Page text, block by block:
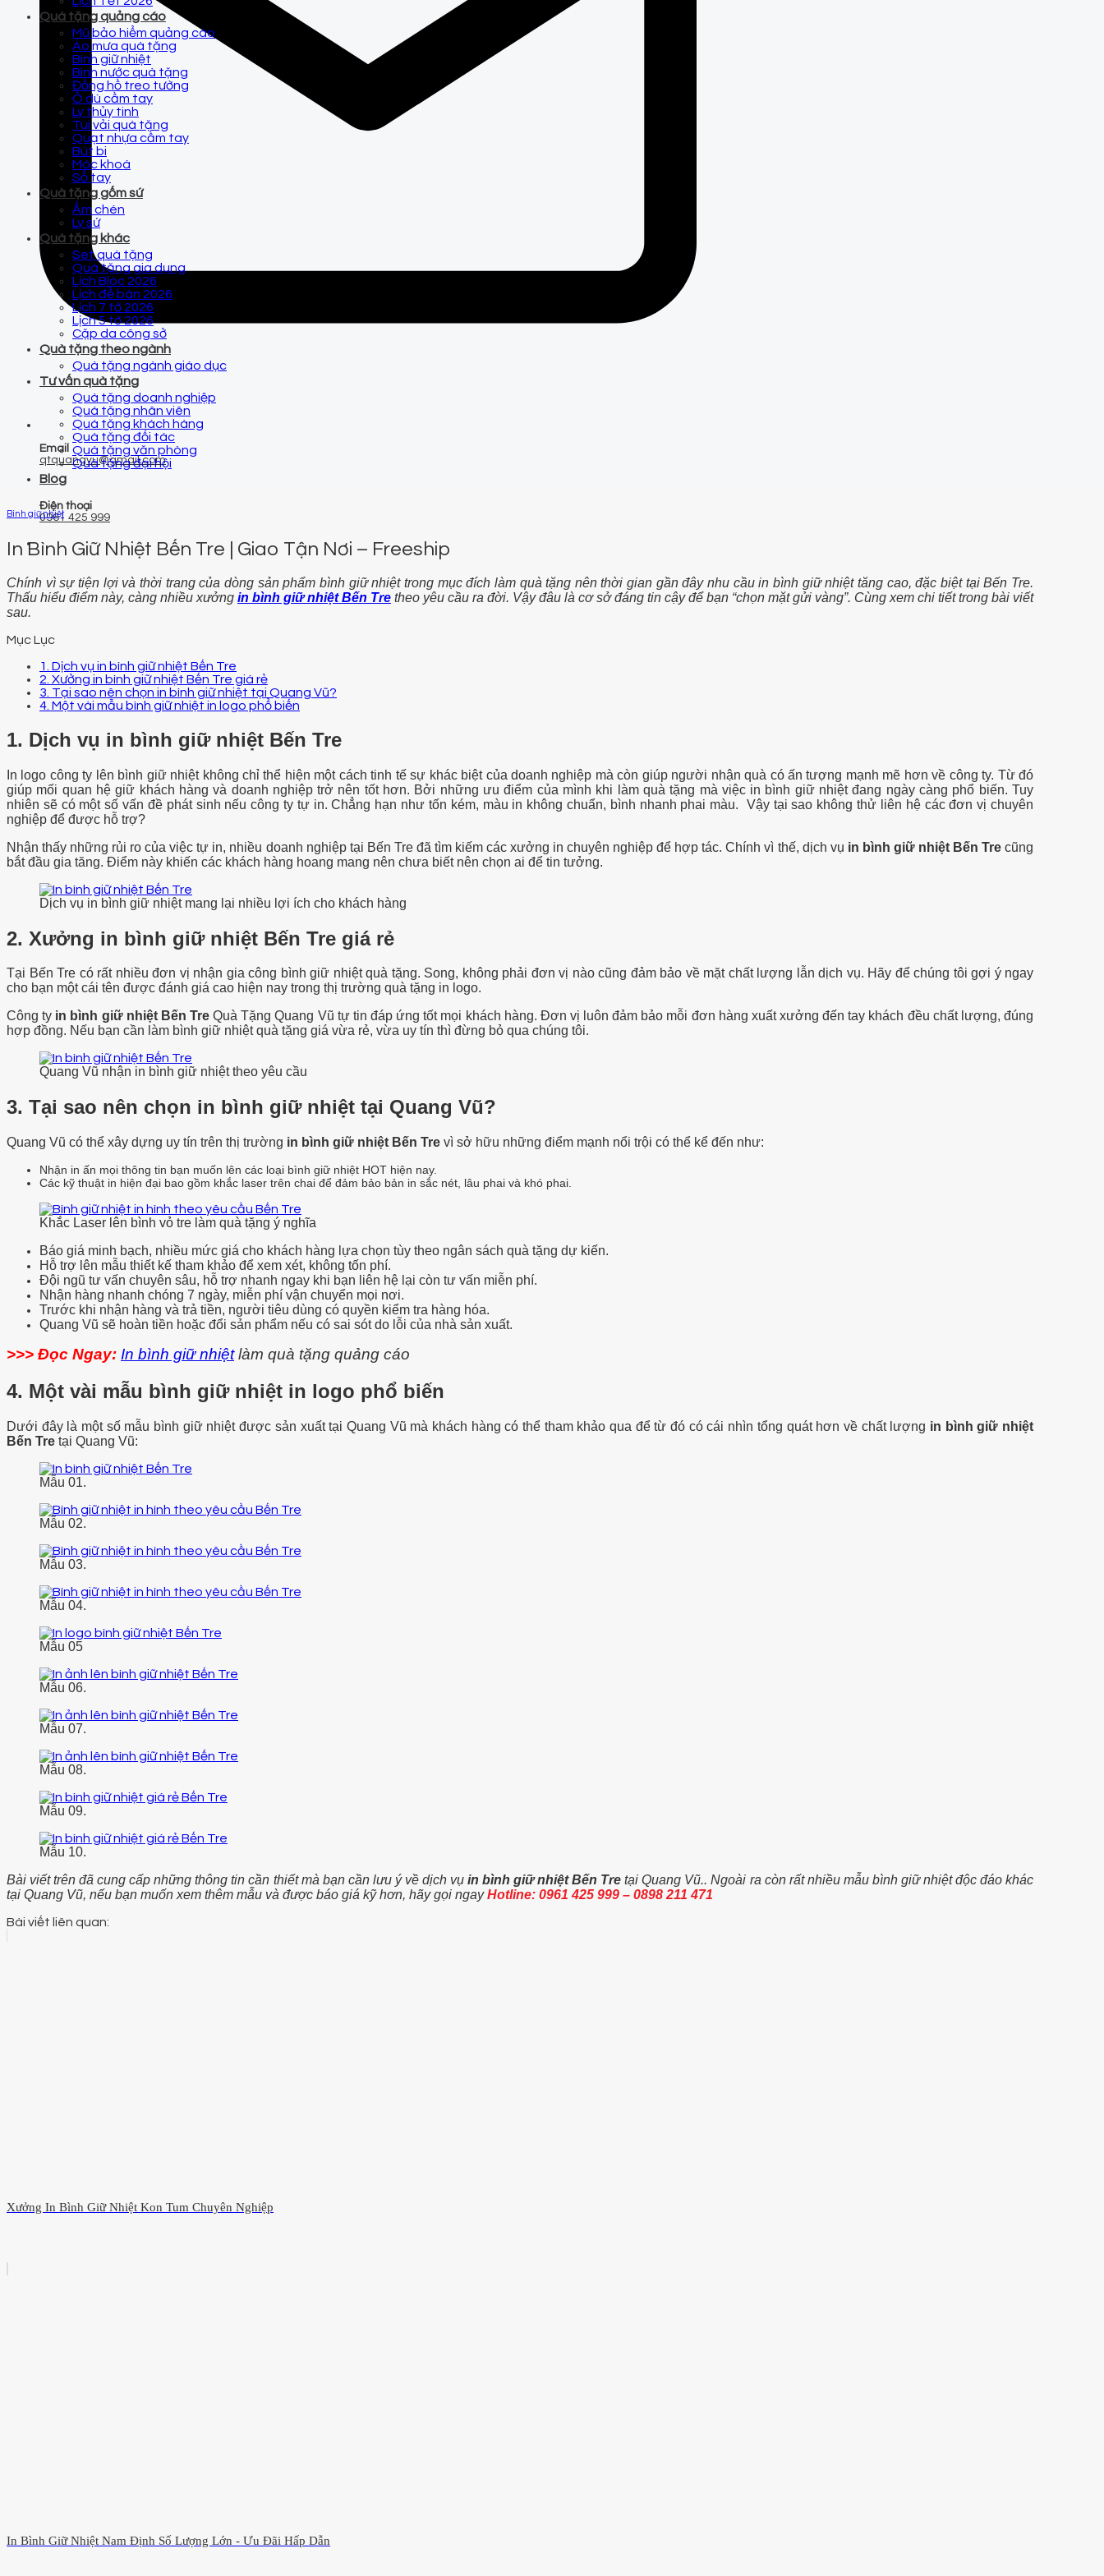
Email
qtquangvu@gmail.com
Điện thoại
0961 425 999
Quà tặng quảng cáo
Mũ bảo hiểm quảng cáo
Áo mưa quà tặng
Bình giữ nhiệt
Bình nước quà tặng
Đồng hồ treo tường
Ô dù cầm tay
Ly thủy tinh
Túi vải quà tặng
Quạt nhựa cầm tay
Bút bi
Móc khoá
Sổ tay
Quà tặng gốm sứ
Ấm chén
Ly sứ
Quà tặng khác
Set quà tặng
Quà tặng gia dụng
Lịch Bloc 2026
Lịch để bàn 2026
Lịch 7 tờ 2026
Lịch 5 tờ 2026
Cặp da công sở
Quà tặng theo ngành
Quà tặng ngành giáo dục
Tư vấn quà tặng
Quà tặng doanh nghiệp
Quà tặng nhân viên
Quà tặng khách hàng
Quà tặng đối tác
Quà tặng văn phòng
Quà tặng đại hội
Blog
Bình giữ nhiệt
In Bình Giữ Nhiệt Bến Tre | Giao Tận Nơi – Freeship
Chính vì sự tiện lợi và thời trang của dòng sản phẩm bình giữ nhiệt trong mục đích làm quà tặng nên thời gian gần đây nhu cầu in bình giữ nhiệt tăng cao, đặc biệt tại Bến Tre.
Thấu hiểu điểm này, càng nhiều xưởng in bình giữ nhiệt Bến Tre theo yêu cầu ra đời. Vậy đâu là cơ sở đáng tin cậy để bạn “chọn mặt gửi vàng”. Cùng xem chi tiết trong bài viết
sau.
Mục Lục
1. Dịch vụ in bình giữ nhiệt Bến Tre
2. Xưởng in bình giữ nhiệt Bến Tre giá rẻ
3. Tại sao nên chọn in bình giữ nhiệt tại Quang Vũ?
4. Một vài mẫu bình giữ nhiệt in logo phổ biến
1. Dịch vụ in bình giữ nhiệt Bến Tre
In logo công ty lên bình giữ nhiệt không chỉ thể hiện một cách tinh tế sự khác biệt của doanh nghiệp mà còn giúp người nhận quà có ấn tượng mạnh mẽ hơn về công ty. Từ đó
giúp mối quan hệ giữ khách hàng và doanh nghiệp trở nên tốt hơn. Bởi những ưu điểm của mình khi làm quà tặng mà việc in bình giữ nhiệt đang ngày càng phổ biến. Tuy
nhiên sẽ có một số vấn đề phát sinh nếu công ty tự in. Chẳng hạn như tốn kém, màu in không chuẩn, bình nhanh phai màu. Vậy tại sao không thử liên hệ các đơn vị chuyên
nghiệp để được hỗ trợ?
Nhận thấy những rủi ro của việc tự in, nhiều doanh nghiệp tại Bến Tre đã tìm kiếm các xưởng in chuyên nghiệp để hợp tác. Chính vì thế, dịch vụ in bình giữ nhiệt Bến Trecũng
bắt đầu gia tăng. Điểm này khiến các khách hàng hoang mang nên chưa biết nên chọn ai để tin tưởng.
Dịch vụ in bình giữ nhiệt mang lại nhiều lợi ích cho khách hàng
2. Xưởng in bình giữ nhiệt Bến Tre giá rẻ
Tại Bến Tre có rất nhiều đơn vị nhận gia công bình giữ nhiệt quà tặng. Song, không phải đơn vị nào cũng đảm bảo về mặt chất lượng lẫn dịch vụ. Hãy để chúng tôi gợi ý ngay
cho bạn một cái tên được đánh giá cao hiện nay trong thị trường quà tặng in logo.
Công ty in bình giữ nhiệt Bến TreQuà Tặng Quang Vũ tự tin đáp ứng tốt mọi khách hàng. Đơn vị luôn đảm bảo mỗi đơn hàng xuất xưởng đến tay khách đều chất lượng, đúng
hợp đồng. Nếu bạn cần làm bình giữ nhiệt quà tặng giá vừa rẻ, vừa uy tín thì đừng bỏ qua chúng tôi.
Quang Vũ nhận in bình giữ nhiệt theo yêu cầu
3. Tại sao nên chọn in bình giữ nhiệt tại Quang Vũ?
Quang Vũ có thể xây dựng uy tín trên thị trường in bình giữ nhiệt Bến Tre vì sở hữu những điểm mạnh nổi trội có thể kể đến như:
Nhận in ấn mọi thông tin bạn muốn lên các loại bình giữ nhiệt HOT hiện nay.
Các kỹ thuật in hiện đại bao gồm khắc laser trên chai để đảm bảo bản in sắc nét, lâu phai và khó phai.
Khắc Laser lên bình vỏ tre làm quà tặng ý nghĩa
Báo giá minh bạch, nhiều mức giá cho khách hàng lựa chọn tùy theo ngân sách quà tặng dự kiến.
Hỗ trợ lên mẫu thiết kế tham khảo để xem xét, không tốn phí.
Đội ngũ tư vấn chuyên sâu, hỗ trợ nhanh ngay khi bạn liên hệ lại còn tư vấn miễn phí.
Nhận hàng nhanh chóng 7 ngày, miễn phí vận chuyển mọi nơi.
Trước khi nhận hàng và trả tiền, người tiêu dùng có quyền kiểm tra hàng hóa.
Quang Vũ sẽ hoàn tiền hoặc đổi sản phẩm nếu có sai sót do lỗi của nhà sản xuất.
>>> Đọc Ngay: In bình giữ nhiệtlàm quà tặng quảng cáo
4. Một vài mẫu bình giữ nhiệt in logo phổ biến
Dưới đây là một số mẫu bình giữ nhiệt được sản xuất tại Quang Vũ mà khách hàng có thể tham khảo qua để từ đó có cái nhìn tổng quát hơn về chất lượng in bình giữ nhiệt
Bến Tre tại Quang Vũ:
Mẫu 01.
Mẫu 02.
Mẫu 03.
Mẫu 04.
Mẫu 05
Mẫu 06.
Mẫu 07.
Mẫu 08.
Mẫu 09.
Mẫu 10.
Bài viết trên đã cung cấp những thông tin cần thiết mà bạn cần lưu ý về dịch vụ in bình giữ nhiệt Bến Tre tại Quang Vũ.. Ngoài ra còn rất nhiều mẫu bình giữ nhiệt độc đáo khác
tại Quang Vũ, nếu bạn muốn xem thêm mẫu và được báo giá kỹ hơn, hãy gọi ngayHotline: 0961 425 999 – 0898 211 471
Bài viết liên quan:
Xưởng In Bình Giữ Nhiệt Kon Tum Chuyên Nghiệp
In Bình Giữ Nhiệt Nam Định Số Lượng Lớn - Ưu Đãi Hấp Dẫn